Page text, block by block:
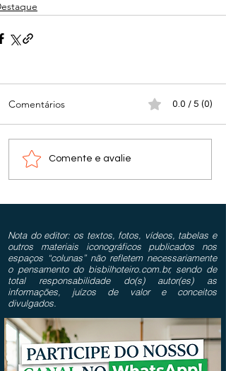
Comentários 0.0 / 5 (0)
Comente e avalie
Nota do editor: os textos, fotos, vídeos, tabelas e
outros materiais iconográficos publicados nos
espaços “colunas” não refletem necessariamente
o pensamento do bisbilhoteiro.com.br, sendo de
total responsabilidade do(s) autor(es) as
informações, juízos de valor e conceitos
divulgados.